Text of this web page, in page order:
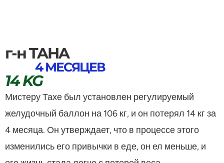
г-н TAHA
4 МЕСЯЦЕВ
14 KG
Мистеру Тахе был установлен регулируемый
желудочный баллон на 106 кг, и он потерял 14 кг за
4 месяца. Он утверждает, что в процессе этого
изменились его привычки в еде, он ел меньше, и